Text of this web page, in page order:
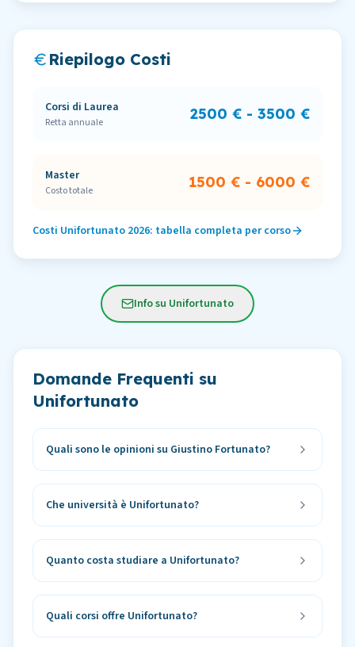
Riepilogo Costi
Corsi di Laurea
Retta annuale 2500 € - 3500 €
Master
Costo totale 1500 € - 6000 €
Costi Unifortunato 2026: tabella completa per corso
Info su Unifortunato
Domande Frequenti su
Unifortunato
Quali sono le opinioni su Giustino Fortunato?
Che università è Unifortunato?
Quanto costa studiare a Unifortunato?
Quali corsi offre Unifortunato?